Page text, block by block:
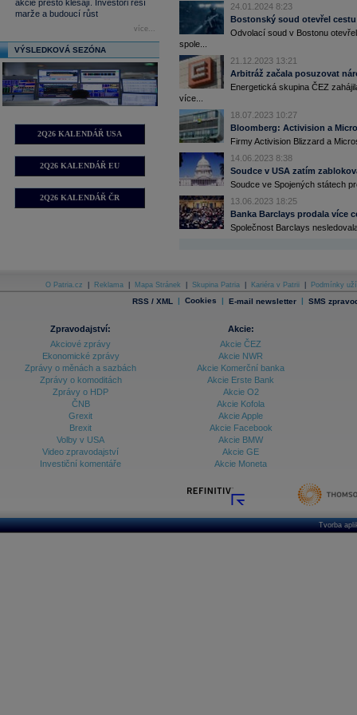
akcie přesto klesají. Investoři řeší
marže a budoucí růst
více...
VÝSLEDKOVÁ SEZÓNA
2Q26 KALENDÁŘ USA
2Q26 KALENDÁŘ EU
2Q26 KALENDÁŘ ČR
24.01.2024 8:23
Bostonský soud otevřel
Odvolací soud v Bostonu
spole...
21.12.2023 13:21
Arbitráž začala posuzovat
Energetická skupina ČEZ
více...
18.07.2023 10:27
Bloomberg: Activision a
Firmy Activision Blizzard a
14.06.2023 8:38
Soudce v USA zatím
Soudce ve Spojených státech
13.06.2023 18:25
Banka Barclays prodala více
Společnost Barclays
O Patria.cz Reklama Mapa Stránek Skupina Patria Kariéra v Patrii Podmínky
RSS / XML | Cookies | E-mail newsletter | SMS
Zpravodajství:
Akciové zprávy
Ekonomické zprávy
Zprávy o měnách a sazbách
Zprávy o komoditách
Zprávy o HDP
ČNB
Grexit
Brexit
Volby v USA
Video zpravodajství
Investiční komentáře
Akcie:
Akcie ČEZ
Akcie NWR
Akcie Komerční banka
Akcie Erste Bank
Akcie O2
Akcie Kofola
Akcie Apple
Akcie Facebook
Akcie BMW
Akcie GE
Akcie Moneta
Tvorba